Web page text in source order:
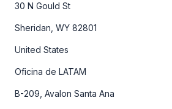
30 N Gould St
Sheridan, WY 82801
United States
Oficina de LATAM
B-209, Avalon Santa Ana